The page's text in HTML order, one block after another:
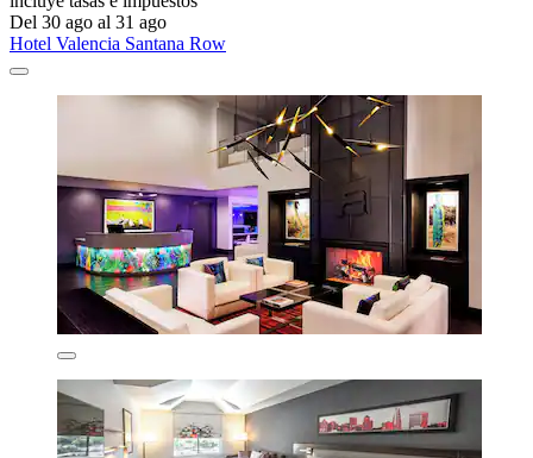
Del 30 ago al 31 ago
Hotel Valencia Santana Row